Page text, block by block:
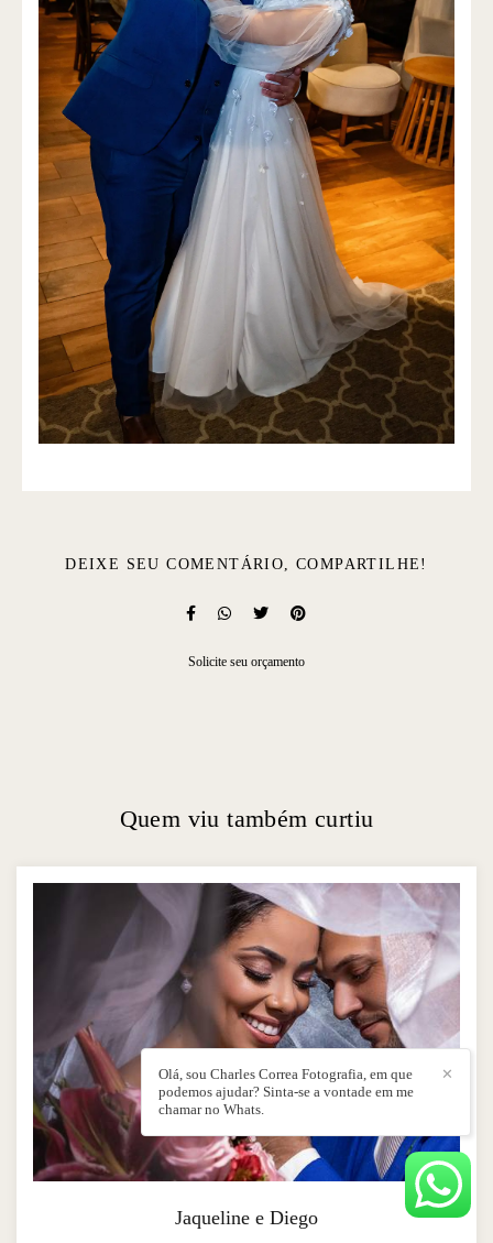
DEIXE SEU COMENTÁRIO, COMPARTILHE!
Solicite seu orçamento
Quem viu também curtiu
Jaqueline e Diego
✕
Olá, sou Charles Correa Fotografia, em que
podemos ajudar? Sinta-se a vontade em me
chamar no Whats.